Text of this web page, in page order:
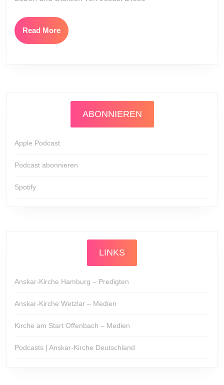
Read MoreRead
More
ABONNIEREN
Apple Podcast
Podcast abonnieren
Spotify
LINKS
Anskar-Kirche Hamburg – Predigten
Anskar-Kirche Wetzlar – Medien
Kirche am Start Offenbach – Medien
Podcasts | Anskar-Kirche Deutschland